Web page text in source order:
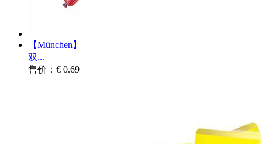
【München】
双...
售价：€ 0.69